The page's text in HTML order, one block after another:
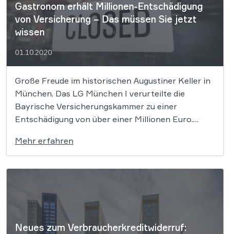
Gastronom erhält Millionen-Entschädigung
von Versicherung – Das müssen Sie jetzt
wissen
01.10.2020
Große Freude im historischen Augustiner Keller in
München. Das LG München I verurteilte die
Bayrische Versicherungskammer zu einer
Entschädigung von über einer Millionen Euro.
Der Pächter des Augustinerkellers hatte geklagt,
da die Versicherung sich geweigert hatte, für die
Coronabedingte Betriebsschließung zu zahlen. Wir
Mehr erfahren
Neues zum Verbraucherkreditwiderruf: